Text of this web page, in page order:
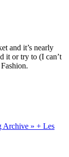
and it’s nearly
or try to (I can’t
Archive » + Les